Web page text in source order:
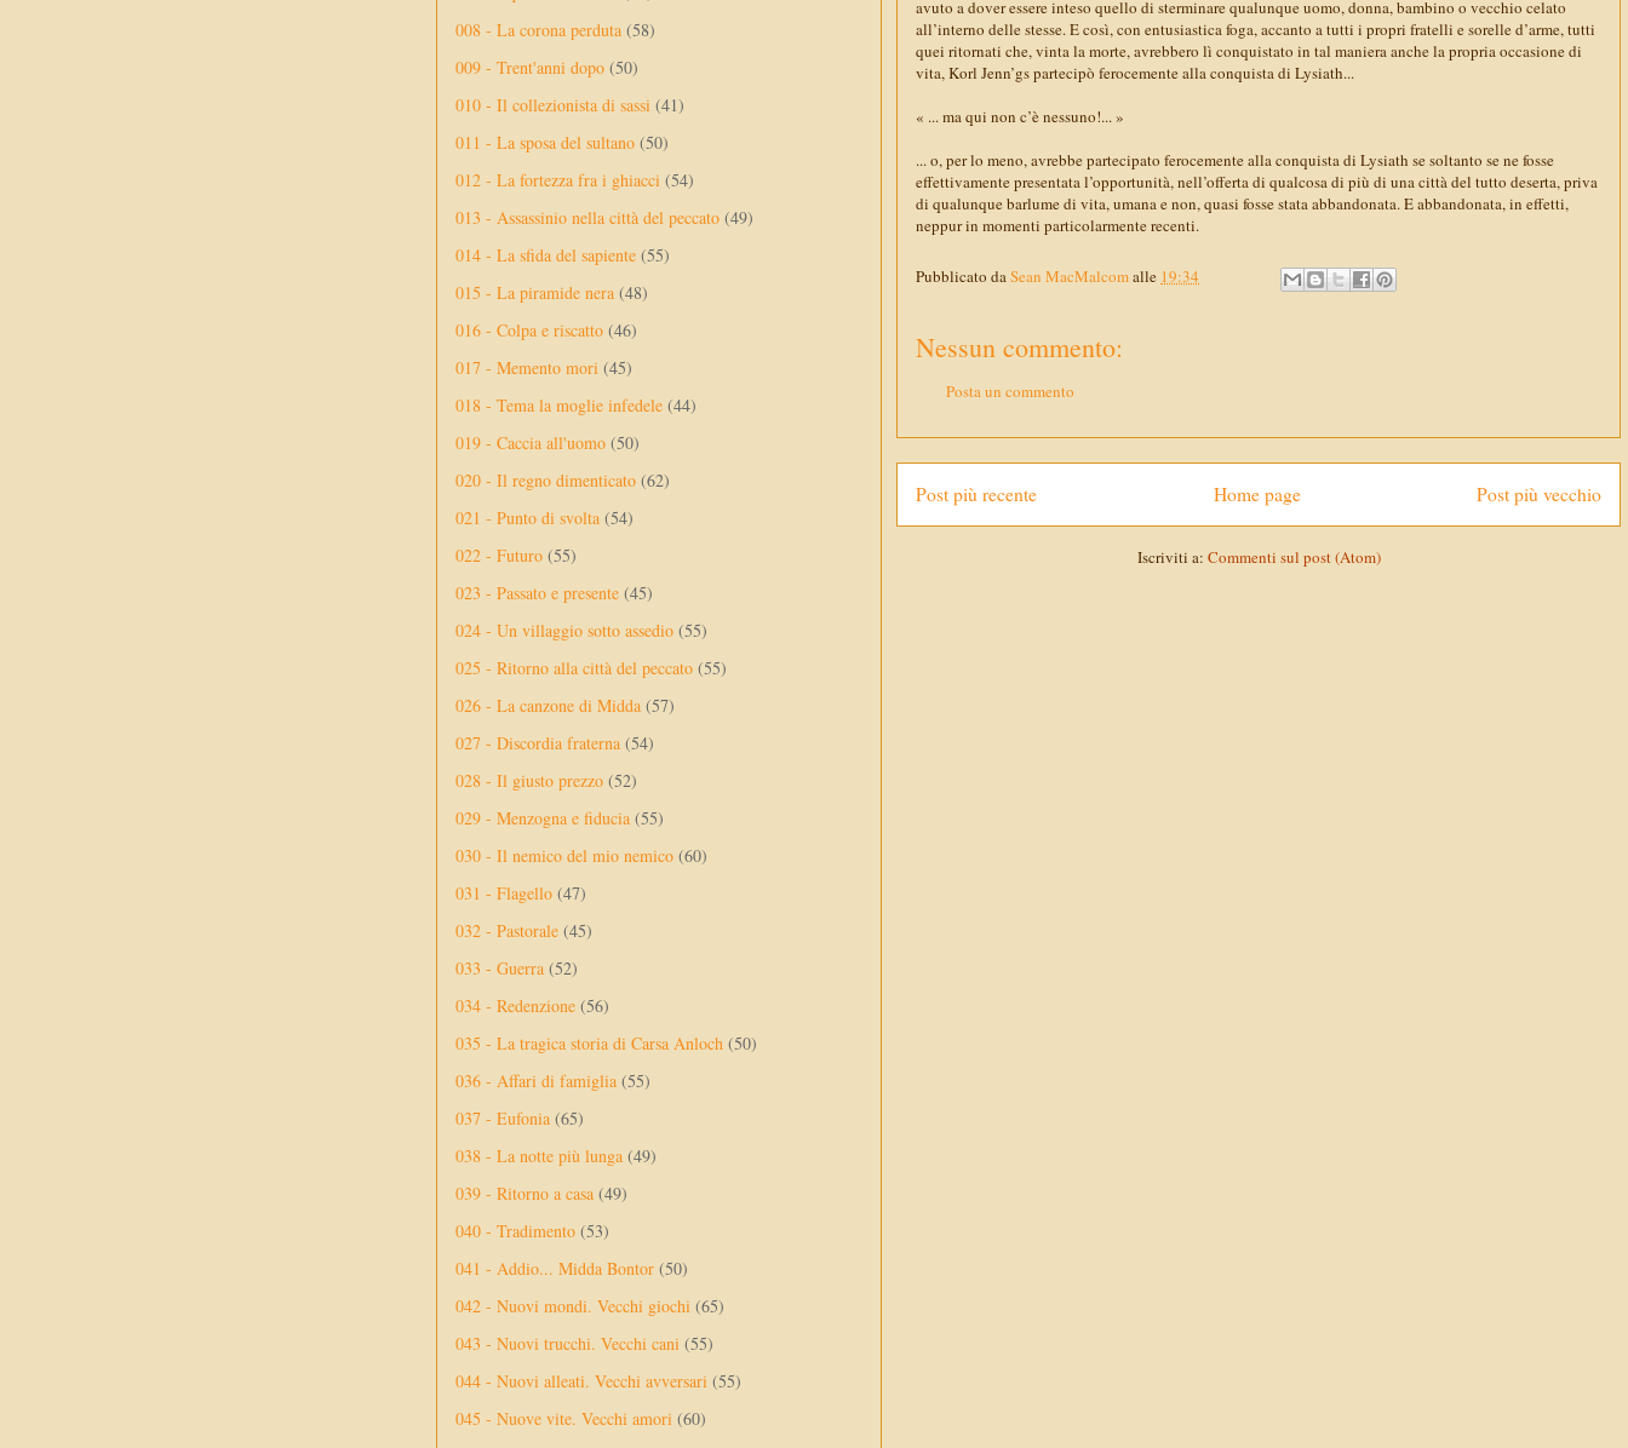
avuto a dover essere inteso quello di sterminare qualunque uomo, donna, bambino o vecchio celato
all’interno delle stesse. E così, con entusiastica foga, accanto a tutti i propri fratelli e sorelle d’arme, tutti
quei ritornati che, vinta la morte, avrebbero lì conquistato in tal maniera anche la propria occasione di
vita, Korl Jenn’gs partecipò ferocemente alla conquista di Lysiath...
« ... ma qui non c’è nessuno!... »
... o, per lo meno, avrebbe partecipato ferocemente alla conquista di Lysiath se soltanto se ne fosse
effettivamente presentata l’opportunità, nell’offerta di qualcosa di più di una città del tutto deserta, priva
di qualunque barlume di vita, umana e non, quasi fosse stata abbandonata. E abbandonata, in effetti,
neppur in momenti particolarmente recenti.
Pubblicato daSean MacMalcomalle 19:34
Nessun commento:
Posta un commento
Post più recente Post più vecchio
Home page
Iscriviti a: Commenti sul post (Atom)
008 - La corona perduta (58)
009 - Trent'anni dopo (50)
010 - Il collezionista di sassi (41)
011 - La sposa del sultano (50)
012 - La fortezza fra i ghiacci (54)
013 - Assassinio nella città del peccato (49)
014 - La sfida del sapiente (55)
015 - La piramide nera (48)
016 - Colpa e riscatto (46)
017 - Memento mori (45)
018 - Tema la moglie infedele (44)
019 - Caccia all'uomo (50)
020 - Il regno dimenticato (62)
021 - Punto di svolta (54)
022 - Futuro (55)
023 - Passato e presente (45)
024 - Un villaggio sotto assedio (55)
025 - Ritorno alla città del peccato (55)
026 - La canzone di Midda (57)
027 - Discordia fraterna (54)
028 - Il giusto prezzo (52)
029 - Menzogna e fiducia (55)
030 - Il nemico del mio nemico (60)
031 - Flagello (47)
032 - Pastorale (45)
033 - Guerra (52)
034 - Redenzione (56)
035 - La tragica storia di Carsa Anloch (50)
036 - Affari di famiglia (55)
037 - Eufonia (65)
038 - La notte più lunga (49)
039 - Ritorno a casa (49)
040 - Tradimento (53)
041 - Addio... Midda Bontor (50)
042 - Nuovi mondi. Vecchi giochi (65)
043 - Nuovi trucchi. Vecchi cani (55)
044 - Nuovi alleati. Vecchi avversari (55)
045 - Nuove vite. Vecchi amori (60)